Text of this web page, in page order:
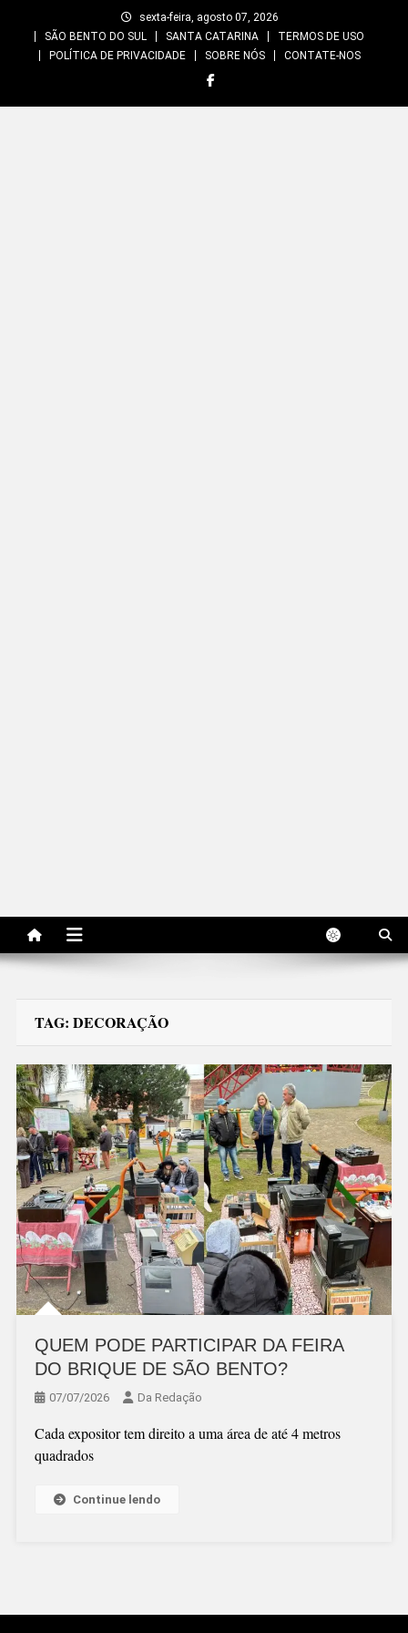
sexta-feira, agosto 07, 2026
SÃO BENTO DO SUL
SANTA CATARINA
TERMOS DE USO
POLÍTICA DE PRIVACIDADE
SOBRE NÓS CONTATE-NOS
TAG: DECORAÇÃO
QUEM PODE PARTICIPAR DA FEIRA
DO BRIQUE DE SÃO BENTO?
07/07/2026 Da Redação
Cada expositor tem direito a uma área de até 4 metros
quadrados
Continue lendo